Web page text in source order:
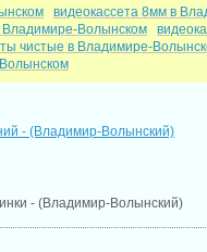
видеокассета 8мм в
Владимире-Волынском
чистые в Владимире-
- (Владимир-Волынский)
- (Владимир-Волынский)